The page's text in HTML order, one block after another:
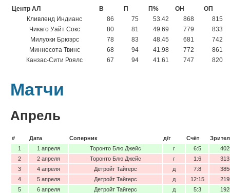
Центр АЛ В П П% ОН
ОП
Кливленд Индианс
86 75 53.42 868
815
Чикаго Уайт Сокс
80 81 49.69 779
833
Милуоки Брюэрс
78 83 48.45 681
742
Миннесота Твинс
68 94 41.98 772
861
Канзас-Сити Роялс
67 94 41.61 747 820
Матчи
Апрель
# Дата Соперник д/г Счёт
1
1 апреля Торонто Блю Джейс г 6:5
2
2 апреля Торонто Блю Джейс г 1:6
3
4 апреля Детройт Тайгерс д 7:8
4
5 апреля Детройт Тайгерс д 12:15
5
6 апреля Детройт Тайгерс д 5:3